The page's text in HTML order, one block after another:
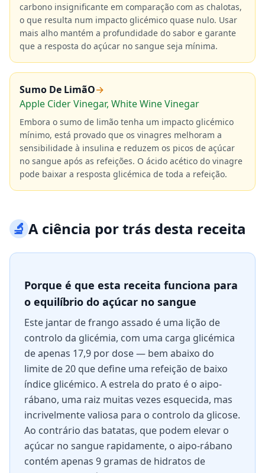
carbono insignificante em comparação com as chalotas,
o que resulta num impacto glicémico quase nulo. Usar
mais alho mantém a profundidade do sabor e garante
que a resposta do açúcar no sangue seja mínima.
Sumo De LimãO→
Apple Cider Vinegar, White Wine Vinegar
Embora o sumo de limão tenha um impacto glicémico
mínimo, está provado que os vinagres melhoram a
sensibilidade à insulina e reduzem os picos de açúcar
no sangue após as refeições. O ácido acético do vinagre
pode baixar a resposta glicémica de toda a refeição.
🔬A ciência por trás desta receita
Porque é que esta receita funciona para
o equilíbrio do açúcar no sangue
Este jantar de frango assado é uma lição de
controlo da glicémia, com uma carga glicémica
de apenas 17,9 por dose — bem abaixo do
limite de 20 que define uma refeição de baixo
índice glicémico. A estrela do prato é o aipo-
rábano, uma raiz muitas vezes esquecida, mas
incrivelmente valiosa para o controlo da glicose.
Ao contrário das batatas, que podem elevar o
açúcar no sangue rapidamente, o aipo-rábano
contém apenas 9 gramas de hidratos de